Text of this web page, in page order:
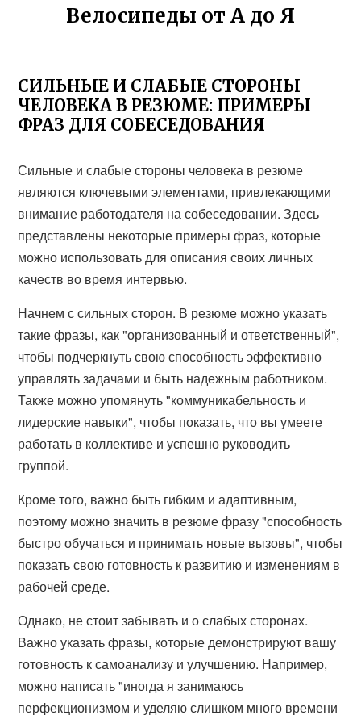
Велосипеды от А до Я
СИЛЬНЫЕ И СЛАБЫЕ СТОРОНЫ
ЧЕЛОВЕКА В РЕЗЮМЕ: ПРИМЕРЫ
ФРАЗ ДЛЯ СОБЕСЕДОВАНИЯ
Сильные и слабые стороны человека в резюме
являются ключевыми элементами, привлекающими
внимание работодателя на собеседовании. Здесь
представлены некоторые примеры фраз, которые
можно использовать для описания своих личных
качеств во время интервью.
Начнем с сильных сторон. В резюме можно указать
такие фразы, как "организованный и ответственный",
чтобы подчеркнуть свою способность эффективно
управлять задачами и быть надежным работником.
Также можно упомянуть "коммуникабельность и
лидерские навыки", чтобы показать, что вы умеете
работать в коллективе и успешно руководить
группой.
Кроме того, важно быть гибким и адаптивным,
поэтому можно значить в резюме фразу "способность
быстро обучаться и принимать новые вызовы", чтобы
показать свою готовность к развитию и изменениям в
рабочей среде.
Однако, не стоит забывать и о слабых сторонах.
Важно указать фразы, которые демонстрируют вашу
готовность к самоанализу и улучшению. Например,
можно написать "иногда я занимаюсь
перфекционизмом и уделяю слишком много времени